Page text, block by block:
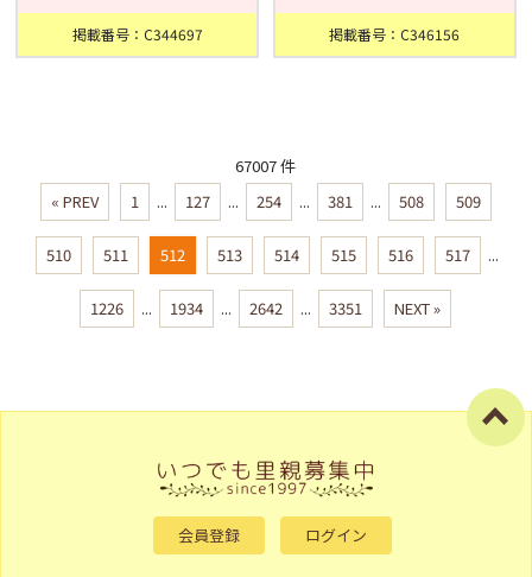
掲載番号：C344697 掲載番号：C346156
67007 件
« PREV
1 ... 127 ... 254 ... 381 ... 508 509
510 511 512 513 514 515 516 517 ...
1226 ... 1934 ... 2642 ... 3351 NEXT »
会員登録 ログイン